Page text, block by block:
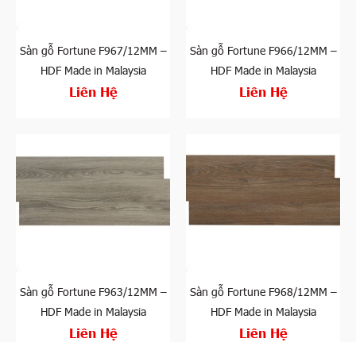
Sàn gỗ Fortune F967/12MM –
HDF Made in Malaysia
Liên Hệ
Sàn gỗ Fortune F966/12MM –
HDF Made in Malaysia
Liên Hệ
Sàn gỗ Fortune F963/12MM –
HDF Made in Malaysia
Liên Hệ
Sàn gỗ Fortune F968/12MM –
HDF Made in Malaysia
Liên Hệ